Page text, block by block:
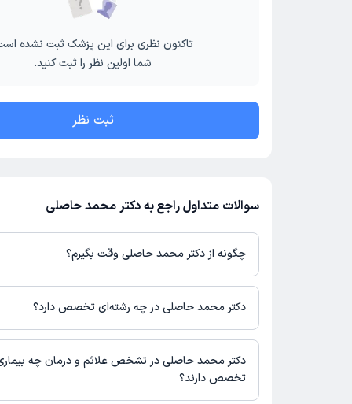
تاکنون نظری برای این پزشک ثبت نشده
شما اولین نظر را ثبت کنید.
ثبت نظر
سوالات متداول راجع به دکتر محمد حاصلی
چگونه از دکتر محمد حاصلی وقت بگیرم؟
در صورتی کهدکتر محمد حاصلیدارای پروفایل فعال و نوبت‌دهی باز
باشند، می‌توانید از طریق این پلتفرم برای دریافت نوبت اقدام کنید.
حضور در مطب، تصاویر پزشک، ساعات کاری و سایر اطلاعات مرتبط
نوبت‌گیری ممکن است در پروفایل ایشان در دکترتو در دسترس باشد
دکتر محمد حاصلی در چه رشته‌ای تخصص دارد؟
دکتر محمد حاصلی در رشته‌های زیر (دندان پزشکی) تخصص دارند:
دندانپزشک
دکتر محمد حاصلی در تشخص علائم و درمان چه
تخصص دارند؟